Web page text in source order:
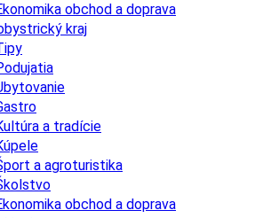
obchod a doprava
kraj
a tradície
a agroturistika
obchod a doprava